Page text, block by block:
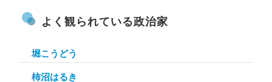
よく観られている政治家
堀こうどう
柿沼はるき